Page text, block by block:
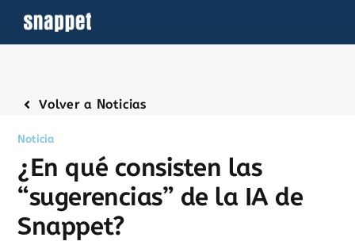
contenido
Volver a Noticias
Noticia
¿En qué consisten las
“sugerencias” de la IA de
Snappet?